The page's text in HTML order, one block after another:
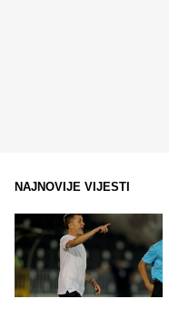
NAJNOVIJE VIJESTI